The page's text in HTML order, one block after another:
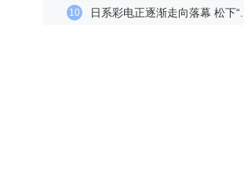
10 日系彩电正逐渐走向落幕 松下“...